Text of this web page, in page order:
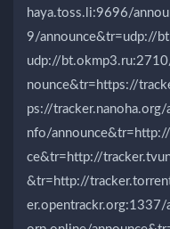
haya.toss.li:9696/
9/announce&tr=udp://
udp://
nounce&tr=https://
ps://
nfo/
ce&tr=http://
&tr=http://